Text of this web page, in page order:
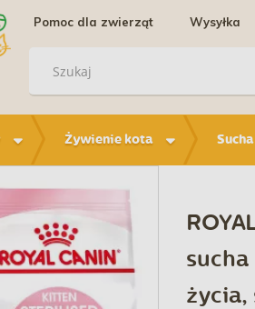
Pomoc dla zwierząt Wysyłka
Żywienie kota
życia,